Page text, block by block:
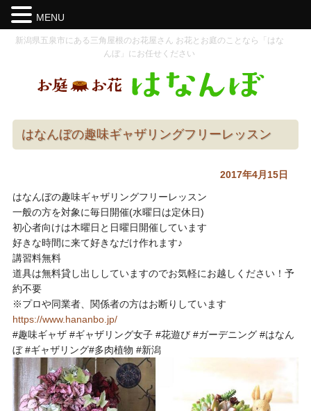
新潟県五泉市にある三角屋根のお花屋さん お花とお庭のことなら「はな
んぼ」にお任せください
はなんぼの趣味ギャザリングフリーレッスン
2017年4月15日
はなんぼの趣味ギャザリングフリーレッスン
一般の方を対象に毎日開催(水曜日は定休日)
初心者向けは木曜日と日曜日開催しています
好きな時間に来て好きなだけ作れます♪
講習料無料
道具は無料貸し出ししていますのでお気軽にお越しください！予
約不要
※プロや同業者、関係者の方はお断りしています
https://www.hananbo.jp/
#趣味ギャザ #ギャザリング女子 #花遊び #ガーデニング #はなん
ぼ #ギャザリング#多肉植物 #新潟
MENU